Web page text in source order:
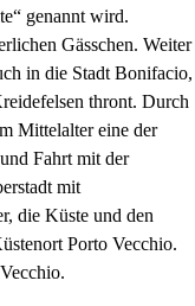
genannt wird.
Gässchen. Weiter
in die Stadt Bonifacio,
thront. Durch
Mittelalter eine der
Fahrt mit der
mit
die Küste und den
Porto Vecchio.